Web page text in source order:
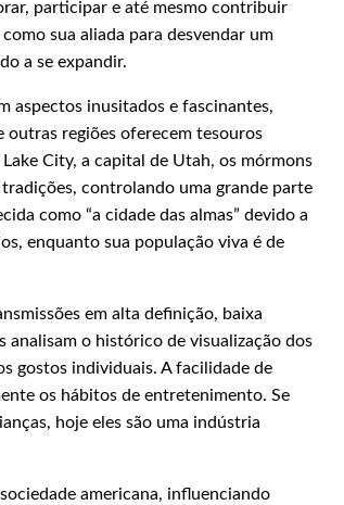
participar e até mesmo contribuir
sua aliada para desvendar um
a se expandir.
aspectos inusitados e fascinantes,
outras regiões oferecem tesouros
City, a capital de Utah, os mórmons
controlando uma grande parte
como “a cidade das almas” devido a
enquanto sua população viva é de
em alta definição, baixa
analisam o histórico de visualização dos
gostos individuais. A facilidade de
os hábitos de entretenimento. Se
hoje eles são uma indústria
americana, influenciando